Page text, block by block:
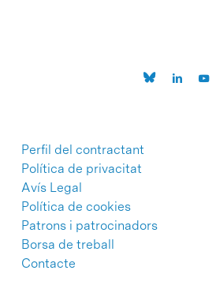
Perfil del contractant
Política de privacitat
Avís Legal
Política de cookies
Patrons i patrocinadors
Borsa de treball
Contacte